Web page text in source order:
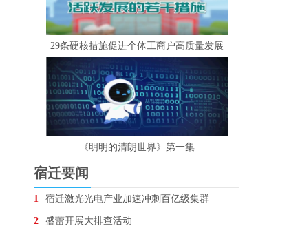
29条硬核措施促进个体工商户高质量发展
《明明的清朗世界》第一集
宿迁要闻
1 宿迁激光光电产业加速冲刺百亿级集群
2 盛蕾开展大排查活动